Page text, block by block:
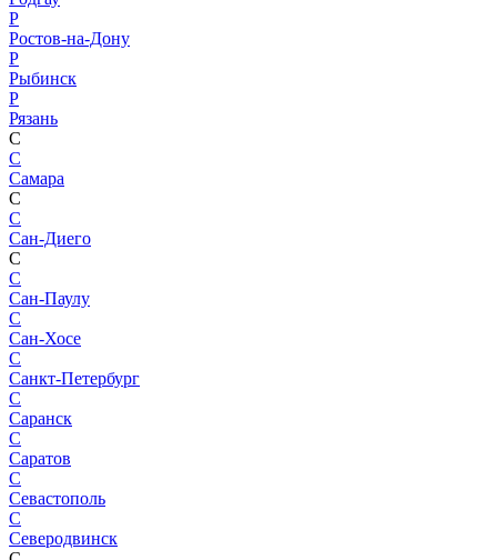
Р
Ростов-на-Дону
Р
Рыбинск
Р
Рязань
С
С
Самара
С
С
Сан-Диего
С
С
Сан-Паулу
С
Сан-Хосе
С
Санкт-Петербург
С
Саранск
С
Саратов
С
Севастополь
С
Северодвинск